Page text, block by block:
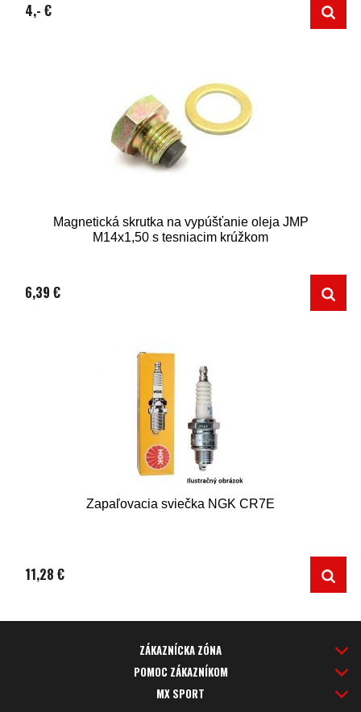
4,- €
Magnetická skrutka na vypúšťanie oleja JMP
M14x1,50 s tesniacim krúžkom
6,39 €
Zapaľovacia sviečka NGK CR7E
11,28 €
ZÁKAZNÍCKA ZÓNA
POMOC ZÁKAZNÍKOM
MX SPORT